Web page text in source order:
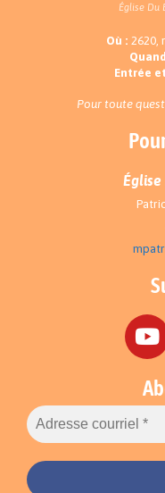
Église Du
Où : 2620,
Entrée
Pour toute